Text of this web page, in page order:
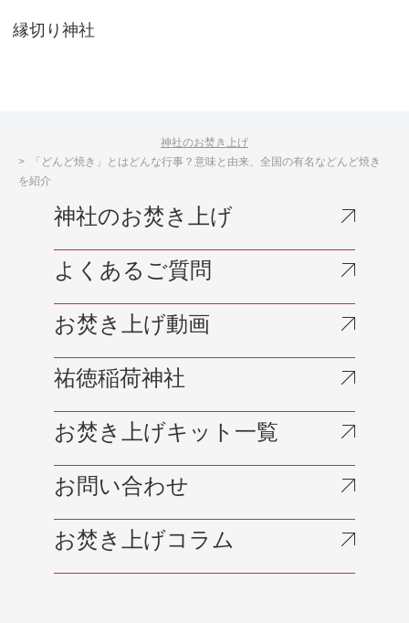
縁切り神社
神社のお焚き上げ
「どんど焼き」とはどんな行事？意味と由来、全国の有名などんど焼き
を紹介
神社のお焚き上げ
よくあるご質問
お焚き上げ動画
祐徳稲荷神社
お焚き上げキット一覧
お問い合わせ
お焚き上げコラム